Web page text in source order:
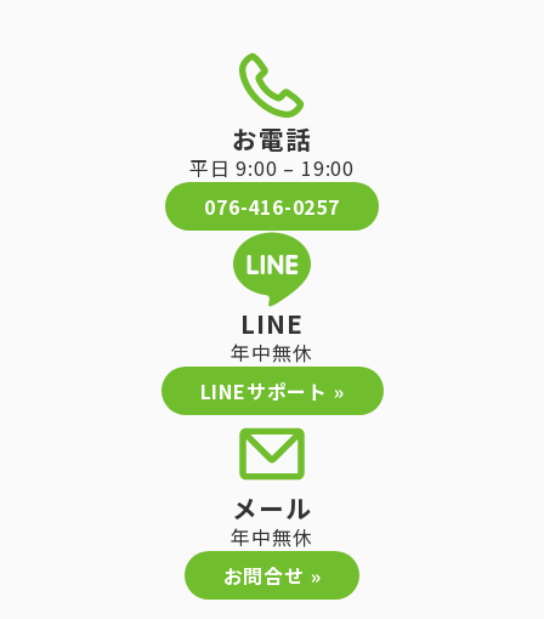
お電話
平日 9:00 – 19:00
076-416-0257
LINE
年中無休
LINEサポート »
メール
年中無休
お問合せ »